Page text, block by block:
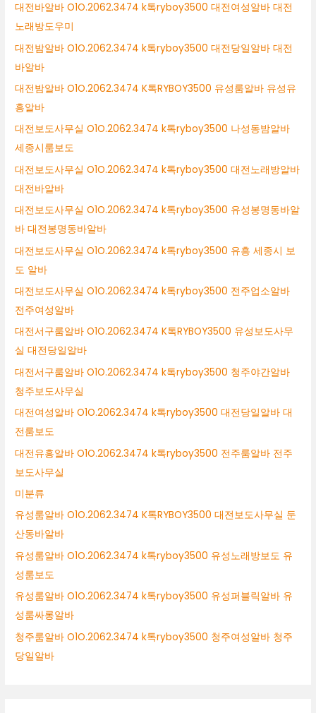
대전바알바 O1O.2062.3474 k톡ryboy3500 대전여성알바 대전
노래방도우미
대전밤알바 O1O.2062.3474 k톡ryboy3500 대전당일알바 대전
바알바
대전밤알바 O1O.2062.3474 K톡RYBOY3500 유성룸알바 유성유
흥알바
대전보도사무실 O1O.2062.3474 k톡ryboy3500 나성동밤알바
세종시룸보도
대전보도사무실 O1O.2062.3474 k톡ryboy3500 대전노래방알바
대전바알바
대전보도사무실 O1O.2062.3474 k톡ryboy3500 유성봉명동바알
바 대전봉명동바알바
대전보도사무실 O1O.2062.3474 k톡ryboy3500 유흥 세종시 보
도 알바
대전보도사무실 O1O.2062.3474 k톡ryboy3500 전주업소알바
전주여성알바
대전서구룸알바 O1O.2062.3474 K톡RYBOY3500 유성보도사무
실 대전당일알바
대전서구룸알바 O1O.2062.3474 k톡ryboy3500 청주야간알바
청주보도사무실
대전여성알바 O1O.2062.3474 k톡ryboy3500 대전당일알바 대
전룸보도
대전유흥알바 O1O.2062.3474 k톡ryboy3500 전주룸알바 전주
보도사무실
미분류
유성룸알바 O1O.2062.3474 K톡RYBOY3500 대전보도사무실 둔
산동바알바
유성룸알바 O1O.2062.3474 k톡ryboy3500 유성노래방보도 유
성룸보도
유성룸알바 O1O.2062.3474 k톡ryboy3500 유성퍼블릭알바 유
성룸싸롱알바
청주룸알바 O1O.2062.3474 k톡ryboy3500 청주여성알바 청주
당일알바